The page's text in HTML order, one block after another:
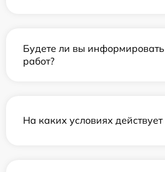
Будете ли вы
работ?
На каких условиях действует